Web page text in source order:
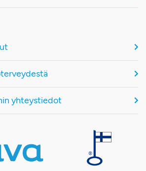
yhteystiedot